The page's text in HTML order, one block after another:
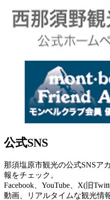
公式SNS
那須塩原市観光の公式SNSア
報をチェック。
Facebook、YouTube、X(旧
動画、リアルタイムな観光情